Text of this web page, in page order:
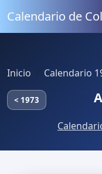
Calendario de
Inicio Calendario
< 1973